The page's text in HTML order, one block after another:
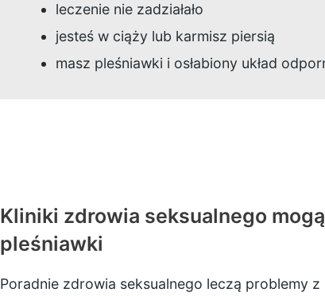
leczenie nie zadziałało
jesteś w ciąży lub karmisz piersią
masz pleśniawki i osłabiony układ
Kliniki zdrowia seksualnego
pleśniawki
Poradnie zdrowia seksualnego leczą problemy z